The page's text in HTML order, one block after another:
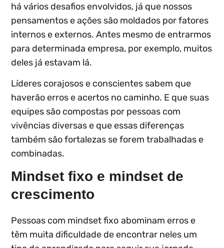
há vários desafios envolvidos, já que nossos
pensamentos e ações são moldados por fatores
internos e externos. Antes mesmo de entrarmos
para determinada empresa, por exemplo, muitos
deles já estavam lá.
Líderes corajosos e conscientes sabem que
haverão erros e acertos no caminho. E que suas
equipes são compostas por pessoas com
vivências diversas e que essas diferenças
também são fortalezas se forem trabalhadas e
combinadas.
Mindset fixo e mindset de
crescimento
Pessoas com mindset fixo abominam erros e
têm muita dificuldade de encontrar neles um